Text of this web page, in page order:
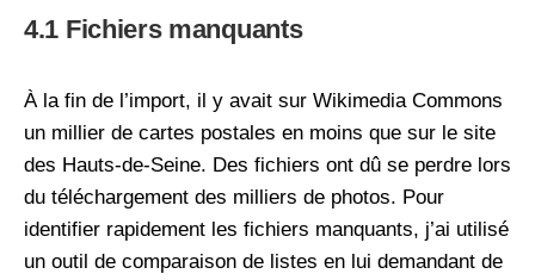
4.1 Fichiers manquants
À la fin de l’import, il y avait sur Wikimedia Commons
un millier de cartes postales en moins que sur le site
des Hauts-de-Seine. Des fichiers ont dû se perdre lors
du téléchargement des milliers de photos. Pour
identifier rapidement les fichiers manquants, j’ai utilisé
un outil de comparaison de listes en lui demandant de